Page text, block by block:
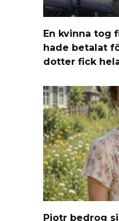
En kvinna tog
hade betalat
dotter fick
Pjotr bedrog